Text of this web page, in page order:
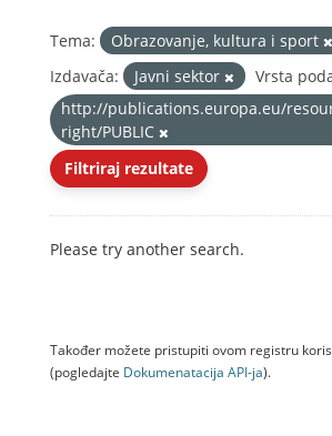
Tema: Obrazovanje, kultura i sport
Izdavača:
Javni sektor
Vrsta
http://publications.europa.eu/
right/PUBLIC
Filtriraj rezultate
Please try another search.
Također možete pristupiti ovom registru
(pogledajte Dokumenаtаcijа API-jа).